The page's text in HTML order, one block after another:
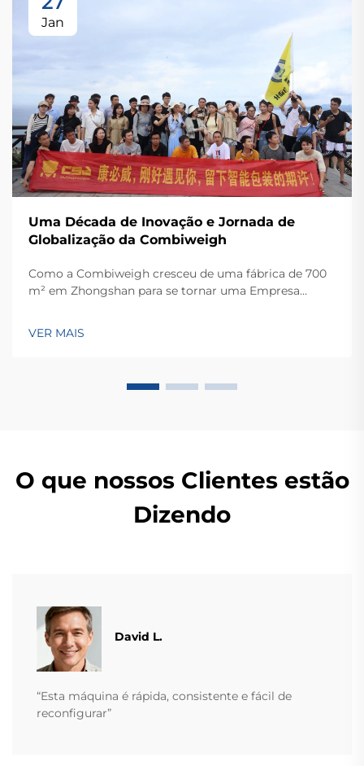
Jan
Uma Década de Inovação e Jornada de
Globalização da Combiweigh
Como a Combiweigh cresceu de uma fábrica de 700
m² em Zhongshan para se tornar uma Empresa
pesagem — solicite ainda hoje uma consulta global
VER MAIS
O que nossos Clientes estão
Dizendo
David L.
“Esta máquina é rápida, consistente e fácil de
reconfigurar”